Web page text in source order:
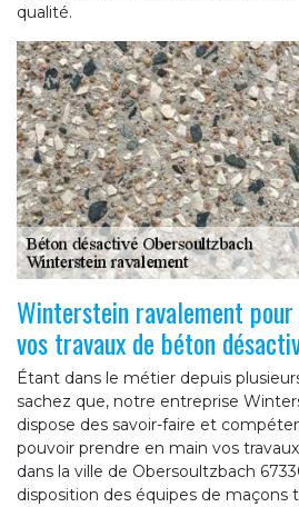
qualité.
Winterstein ravalement
vos travaux de béton
Étant dans le métier depuis
sachez que, notre entreprise
dispose des savoir-faire et
pouvoir prendre en main vos
dans la ville de Obersoultzbach
disposition des équipes de maçons